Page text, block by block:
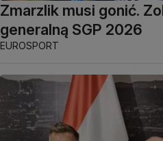
Zmarzlik musi gonić.
generalną SGP 2026
EUROSPORT